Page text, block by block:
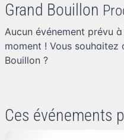
Grand Bouillon
Aucun événement prévu
moment ! Vous souhaitez
Bouillon ?
Ces événements